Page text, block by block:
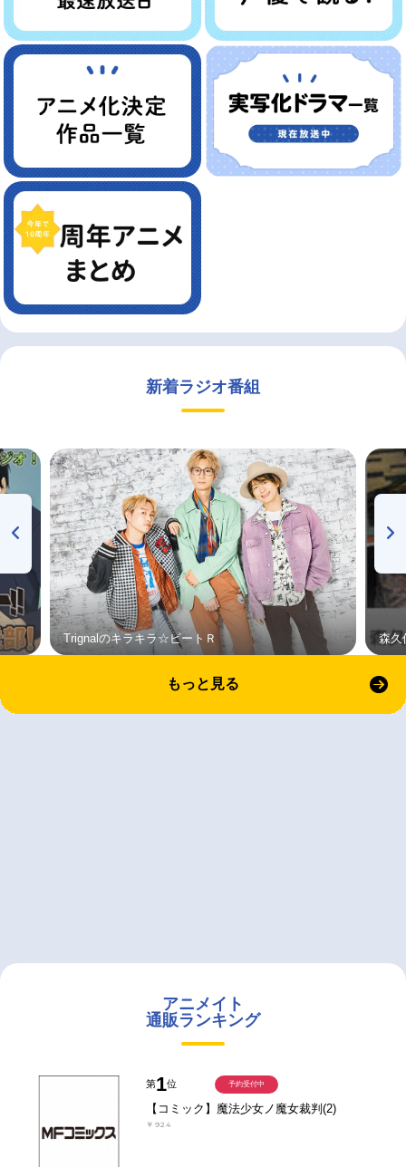
新着ラジオ番組
Trignalのキラキラ☆ビートＲ 森久
もっと見る
アニメイト
通販ランキング
第1位
【コミック】魔法少女ノ魔女裁判(2)
￥924
予約受付中